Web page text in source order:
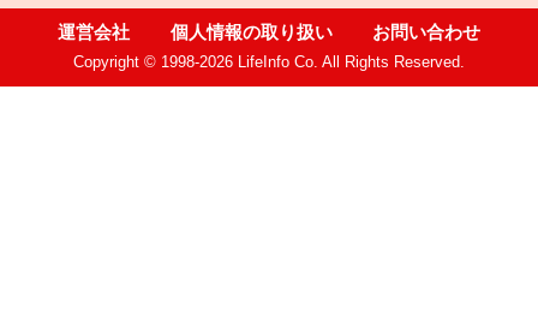
運営会社 個人情報の取り扱い お問い合わせ
Copyright © 1998-2026 LifeInfo Co. All Rights Reserved.